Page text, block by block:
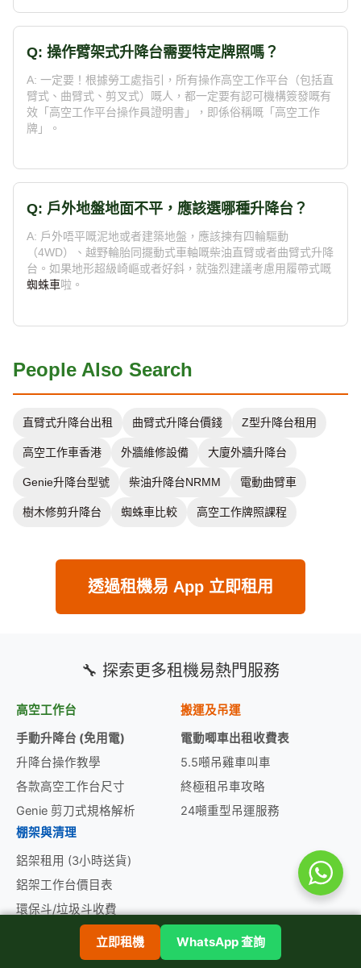
Q: 操作臂架式升降台需要特定牌照嗎？
A: 一定要！根據勞工處指引，所有操作高空工作平台（包括直
臂式、曲臂式、剪叉式）嘅人，都一定要有認可機構簽發嘅有
效「高空工作平台操作員證明書」，即係俗稱嘅「高空工作
牌」。
Q: 戶外地盤地面不平，應該選哪種升降台？
A: 戶外唔平嘅泥地或者建築地盤，應該揀有四輪驅動
（4WD）、越野輪胎同擺動式車軸嘅柴油直臂或者曲臂式升降
台。如果地形超級崎嶇或者好斜，就強烈建議考慮用履帶式嘅
蜘蛛車啦。
People Also Search
直臂式升降台出租 曲臂式升降台價錢 Z型升降台租用
高空工作車香港 外牆維修設備 大廈外牆升降台
Genie升降台型號 柴油升降台NRMM 電動曲臂車
樹木修剪升降台 蜘蛛車比較 高空工作牌照課程
透過租機易 App 立即租用
立即租機 WhatsApp 查詢
🔧 探索更多租機易熱門服務
高空工作台
手動升降台 (免用電)
升降台操作教學
各款高空工作台尺寸
Genie 剪刀式規格解析
搬運及吊運
電動唧車出租收費表
5.5噸吊雞車叫車
終極租吊車攻略
24噸重型吊運服務
棚架與清理
鋁架租用 (3小時送貨)
鋁架工作台價目表
環保斗/垃圾斗收費
挖泥機日租價目表